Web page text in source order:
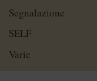
Segnalazione
SELF
Varie